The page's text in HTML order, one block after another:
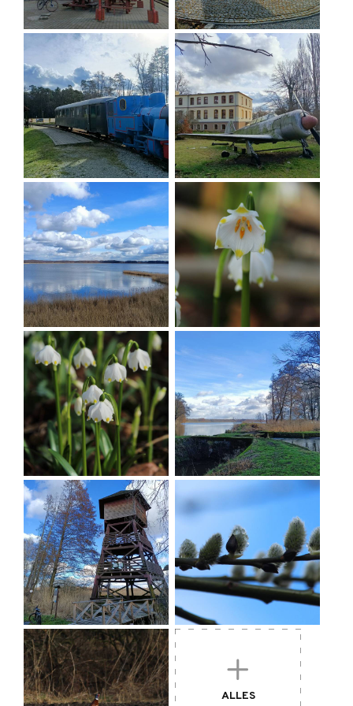
Der Park in Postolin und der blühende Teppich von Frühlingsschneeglöckchen.
Foto: Dariusz Budnik
INTERESSANTE ORTE AUF DER ROUTE:
KREATIVES MULTIFUNKTIONELLES OBJEKT
Bombenmuseum - eine einzigartige
Ausstellung von Bomben, die in der
Nachkriegszeit in der nicht existierenden
Bombenfabrik Milicz hergestellt wurden; hier
wird das niederschlesische Muster produziert
AUSSICHTSTURM IN GRABOWNICA
SCHMALSPURBAHN in Krośnice
RYSZARD-SZURKOWSKI-PLATZ IN
ŚWIEBODÓW
Naturschutzgebiet "Johanna's Hügel" in
Postolin- das Naturschutzgebiet wurde 1962
auf einer Fläche von 24,23 ha eingerichtet. Es
erstreckt sich über den oberen Teil eines
Hügels, der 230 m über dem Meeresspiegel
liegt und zu den Krośnickie-Hügeln gehört.
Diese Hügel sind Teil des Trzebnickie Wał,
eines Moränenhügelgürtels, der die
Südgrenze der letzten Eiszeit markiert. Die
Krośnickie-Berge trennen das Milica- und das
Żmigrodzka-Becken, d. h. die beiden großen
Teichgebiete im Barycz-Tal. Der Joanna-Hügel
(auch Wieżyca genannt) ist mit Komplexen aus
fruchtbaren Tieflandbuchen und sauren
Buchen bewachsen. Die Buche erreicht hier
ALLES